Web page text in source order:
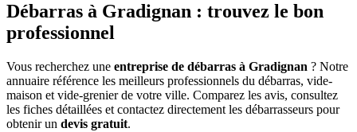
Débarras à Gradignan : trouvez le bon
professionnel
Vous recherchez une entreprise de débarras à Gradignan ? Notre
annuaire référence les meilleurs professionnels du débarras, vide-
maison et vide-grenier de votre ville. Comparez les avis, consultez
les fiches détaillées et contactez directement les débarrasseurs pour
obtenir un devis gratuit.